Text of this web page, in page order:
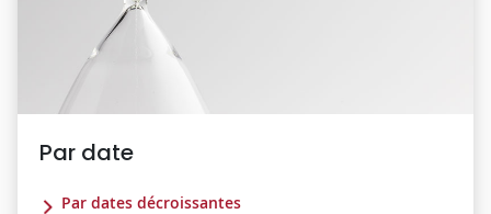
Par date
Par dates décroissantes